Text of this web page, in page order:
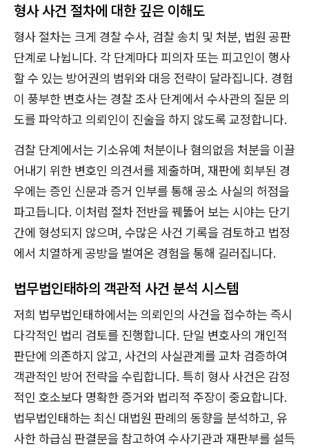
형사 사건 절차에 대한 깊은 이해도
형사 절차는 크게 경찰 수사, 검찰 송치 및 처분, 법원 공판
단계로 나뉩니다. 각 단계마다 피의자 또는 피고인이 행사
할 수 있는 방어권의 범위와 대응 전략이 달라집니다. 경험
이 풍부한 변호사는 경찰 조사 단계에서 수사관의 질문 의
도를 파악하고 의뢰인이 진술을 하지 않도록 교정합니다.
검찰 단계에서는 기소유예 처분이나 혐의없음 처분을 이끌
어내기 위한 변호인 의견서를 제출하며, 재판에 회부된 경
우에는 증인 신문과 증거 인부를 통해 공소 사실의 허점을
파고듭니다. 이처럼 절차 전반을 꿰뚫어 보는 시야는 단기
간에 형성되지 않으며, 수많은 사건 기록을 검토하고 법정
에서 치열하게 공방을 벌여온 경험을 통해 길러집니다.
법무법인태하의 객관적 사건 분석 시스템
저희 법무법인태하에서는 의뢰인의 사건을 접수하는 즉시
다각적인 법리 검토를 진행합니다. 단일 변호사의 개인적
판단에 의존하지 않고, 사건의 사실관계를 교차 검증하여
객관적인 방어 전략을 수립합니다. 특히 형사 사건은 감정
적인 호소보다 명확한 증거와 법리적 주장이 중요합니다.
법무법인태하는 최신 대법원 판례의 동향을 분석하고, 유
사한 하급심 판결문을 참고하여 수사기관과 재판부를 설득